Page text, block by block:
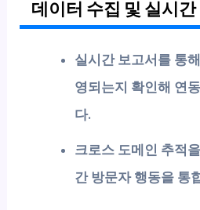
데이터 수집 및 실시
실시간 보고서를 통
영되는지 확인해 연
다.
크로스 도메인 추적
간 방문자 행동을 통